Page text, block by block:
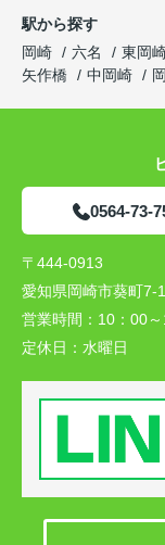
駅から探す
岡崎
六名 東岡
矢作橋
中岡崎
0564-73-
〒444-0913
愛知県岡崎市葵町7-
営業時間： 10：00
定休日： 水曜日